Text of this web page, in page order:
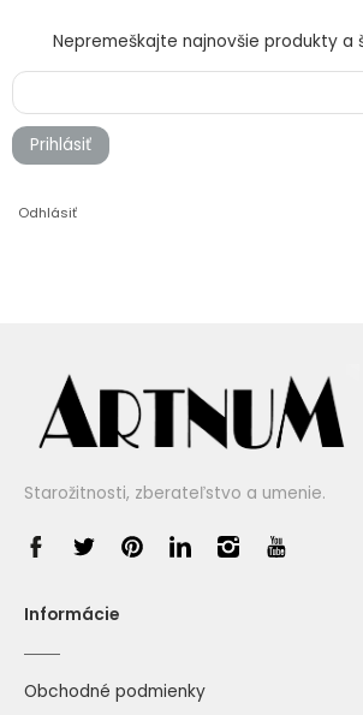
Nepremeškajte najnovšie produkty a
Prihlásiť
Odhlásiť
Starožitnosti, zberateľstvo a umenie.
Informácie
Obchodné podmienky